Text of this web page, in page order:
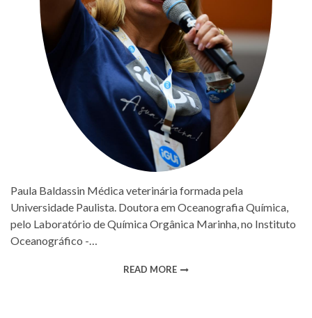
Paula Baldassin Médica veterinária formada pela
Universidade Paulista. Doutora em Oceanografia Química,
pelo Laboratório de Química Orgânica Marinha, no Instituto
Oceanográfico -…
READ MORE